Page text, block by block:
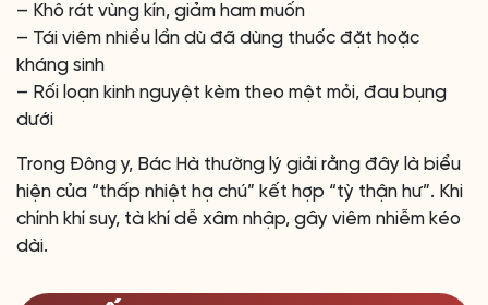
– Khô rát vùng kín, giảm ham muốn
– Tái viêm nhiều lần dù đã dùng thuốc đặt hoặc
kháng sinh
– Rối loạn kinh nguyệt kèm theo mệt mỏi, đau bụng
dưới
Trong Đông y, Bác Hà thường lý giải rằng đây là biểu
hiện của “thấp nhiệt hạ chú” kết hợp “tỳ thận hư”. Khi
chính khí suy, tà khí dễ xâm nhập, gây viêm nhiễm kéo
dài.